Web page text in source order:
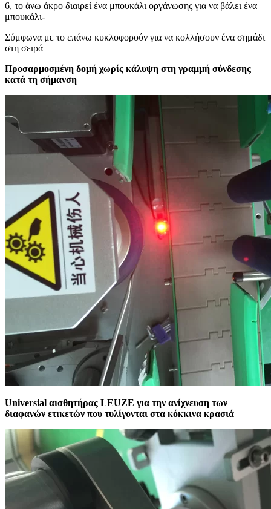
6, το άνω άκρο διαιρεί ένα μπουκάλι οργάνωσης για να βάλει ένα
μπουκάλι-
Σύμφωνα με το επάνω κυκλοφορούν για να κολλήσουν ένα σημάδι
στη σειρά
Προσαρμοσμένη δομή χωρίς κάλυψη στη γραμμή σύνδεσης
κατά τη σήμανση
Universial αισθητήρας LEUZE για την ανίχνευση των
διαφανών ετικετών που τυλίγονται στα κόκκινα κρασιά